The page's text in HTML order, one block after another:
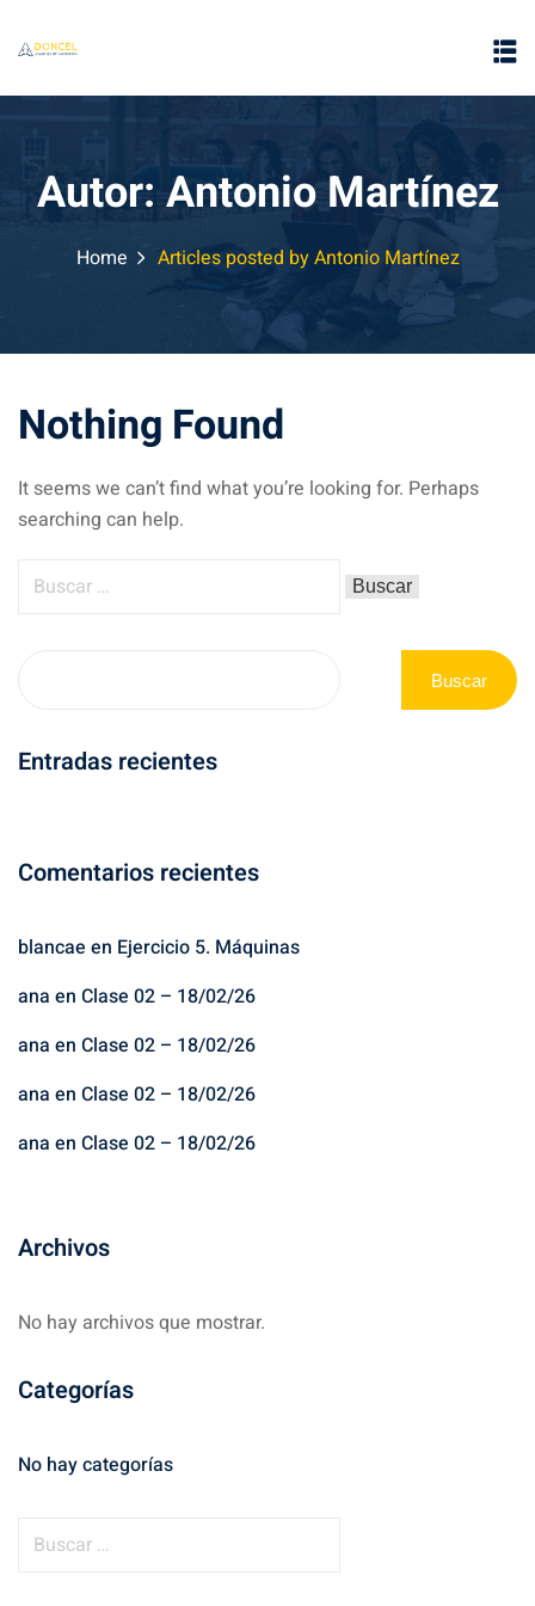
Autor: Antonio Martínez
Home Articles posted by Antonio Martínez
Nothing Found
It seems we can’t find what you’re looking for. Perhaps
searching can help.
Buscar
Entradas recientes
Comentarios recientes
blancae en Ejercicio 5. Máquinas
ana en Clase 02 – 18/02/26
ana en Clase 02 – 18/02/26
ana en Clase 02 – 18/02/26
ana en Clase 02 – 18/02/26
Archivos
No hay archivos que mostrar.
Categorías
No hay categorías